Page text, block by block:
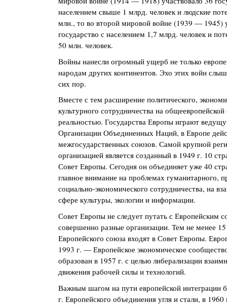
населением свыше 1 млрд. человек и людские
млн., то во второй мировой войне (1939 — 1945)
государство с населением 1,7 млрд. человек и
50 млн. человек.
Войны нанесли огромный ущерб не только
народам других континентов. Эхо этих войн
сих пор.
Вместе с тем расширение политического,
культурного сотрудничества на
реальностью. Государства Европы играют
Организации Объединенных Наций, в Европе
межгосударственных союзов. Самой крупной
организацией является созданный в 1949 г. 10
Совет Европы. Сегодня он объединяет уже 40
главное внимание на проблемах гуманитарного,
социально-экономического сотрудничества, на
сфере культуры, экологии и информации.
Совет Европы не следует путать с Европейским
совершенно разные организации. Тем не менее
Европейского союза входят в Совет Европы.
1993 г. — Европейское экономическое
образован в 1957 г. с целью либерализации
движения рабочей силы и технологий.
Важным шагом на пути европейской интеграции
г. Европейского объединения угля и стали, в